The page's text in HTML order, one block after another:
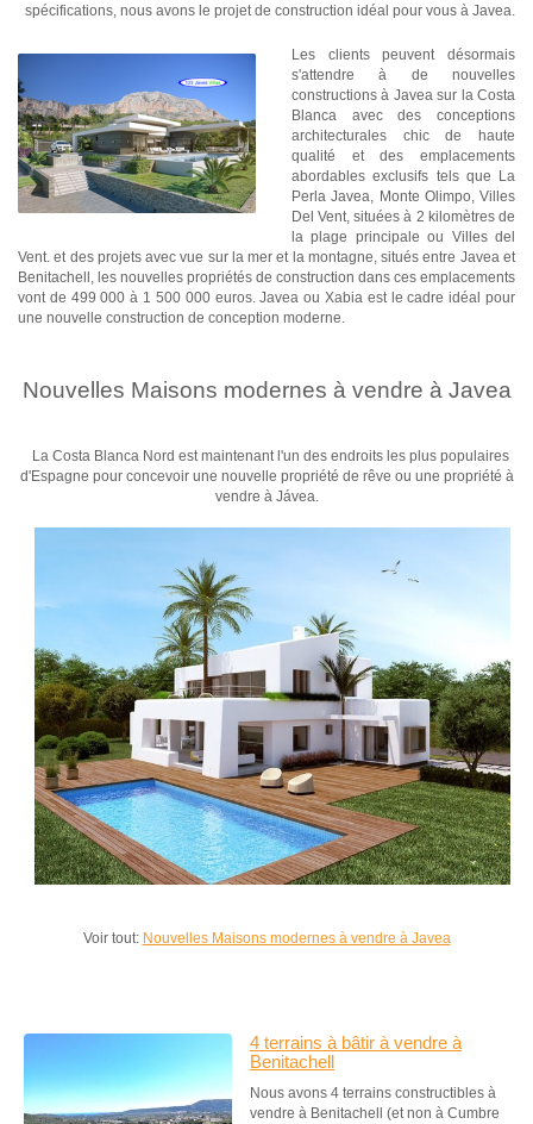
spécifications, nous avons le projet de construction idéal pour vous à Javea.
Les clients peuvent désormais
s'attendre à de nouvelles
constructions à Javea sur la Costa
Blanca avec des conceptions
architecturales chic de haute
qualité et des emplacements
abordables exclusifs tels que La
Perla Javea, Monte Olimpo, Villes
Del Vent, situées à 2 kilomètres de
la plage principale ou Villes del
Vent. et des projets avec vue sur la mer et la montagne, situés entre Javea et
Benitachell, les nouvelles propriétés de construction dans ces emplacements
vont de 499 000 à 1 500 000 euros.Javea ou Xabia est le cadre idéal pour
une nouvelle construction de conception moderne.
Nouvelles Maisons modernes à vendre à Javea
La Costa Blanca Nord est maintenant l'un des endroits les plus populaires
d'Espagne pour concevoir une nouvelle propriété de rêve ou une propriété à
vendre à Jávea.
Voir tout: Nouvelles Maisons modernes à vendre à Javea
4 terrains à bâtir à vendre à
Benitachell
Nous avons 4 terrains constructibles à
vendre à Benitachell (et non à Cumbre